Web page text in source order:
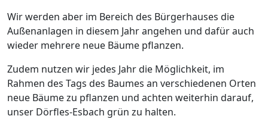
Wir werden aber im Bereich des Bürgerhauses die
Außenanlagen in diesem Jahr angehen und dafür auch
wieder mehrere neue Bäume pflanzen.
Zudem nutzen wir jedes Jahr die Möglichkeit, im
Rahmen des Tags des Baumes an verschiedenen Orten
neue Bäume zu pflanzen und achten weiterhin darauf,
unser Dörfles-Esbach grün zu halten.